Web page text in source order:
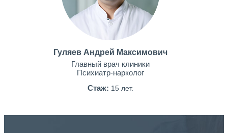
Гуляев Андрей Максимович
Главный врач клиники
Психиатр-нарколог
Стаж: 15 лет.